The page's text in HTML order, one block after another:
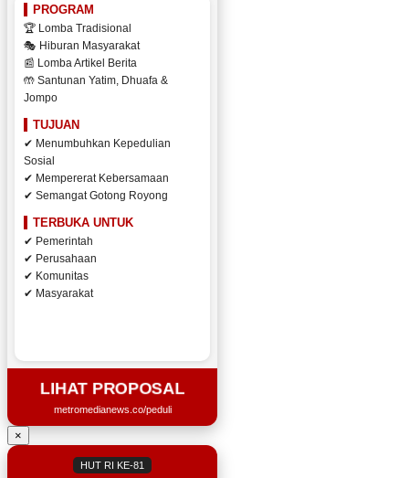
PROGRAM
🏆 Lomba Tradisional
🎭 Hiburan Masyarakat
📰 Lomba Artikel Berita
🤲 Santunan Yatim, Dhuafa &
Jompo
TUJUAN
✔ Menumbuhkan Kepedulian
Sosial
✔ Mempererat Kebersamaan
✔ Semangat Gotong Royong
TERBUKA UNTUK
✔ Pemerintah
✔ Perusahaan
✔ Komunitas
✔ Masyarakat
LIHAT PROPOSAL
metromedianews.co/peduli
×
HUT RI KE-81